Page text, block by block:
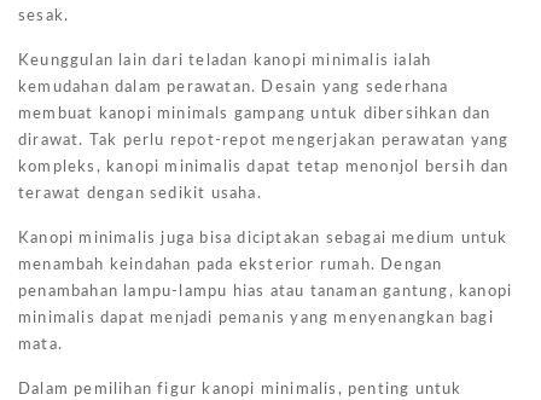
sesak.
Keunggulan lain dari teladan kanopi minimalis ialah
kemudahan dalam perawatan. Desain yang sederhana
membuat kanopi minimals gampang untuk dibersihkan dan
dirawat. Tak perlu repot-repot mengerjakan perawatan yang
kompleks, kanopi minimalis dapat tetap menonjol bersih dan
terawat dengan sedikit usaha.
Kanopi minimalis juga bisa diciptakan sebagai medium untuk
menambah keindahan pada eksterior rumah. Dengan
penambahan lampu-lampu hias atau tanaman gantung, kanopi
minimalis dapat menjadi pemanis yang menyenangkan bagi
mata.
Dalam pemilihan figur kanopi minimalis, penting untuk